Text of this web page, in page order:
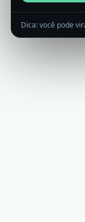
Dica: você pode